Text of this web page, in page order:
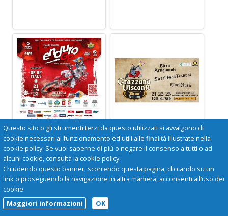
CAMPIONATO
MONDIALE
ENDURO GP
Bettola
21-22-23 giugno
BIRRAE FESTUM
Grazzano Visconti
borgo neomedievale
di Grazzano Visconti
Questo sito o gli strumenti terzi da questo utilizzati si avvalgono di
cookie necessari al funzionamento ed utili alle finalità illustrate nella
cookie policy. Se vuoi saperne di più o negare il consenso a tutti o ad
alcuni cookie, consulta la cookie policy.
Chiudendo questo banner, scorrendo questa pagina, cliccando su un
link o proseguendo la navigazione in altra maniera, acconsenti all’uso dei
cookie.
Maggiori informazioni
OK